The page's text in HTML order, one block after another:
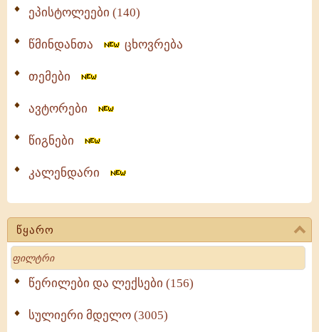
ეპისტოლეები (140)
წმინდანთა ცხოვრება
თემები
ავტორები
წიგნები
კალენდარი
წყარო
Search
წერილები და ლექსები (156)
სულიერი მდელო (3005)